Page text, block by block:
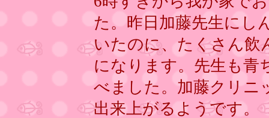
た。昨日加藤先生にし
いたのに、たくさん飲
になります。先生も青
べました。加藤クリニ
出来上がるようです。